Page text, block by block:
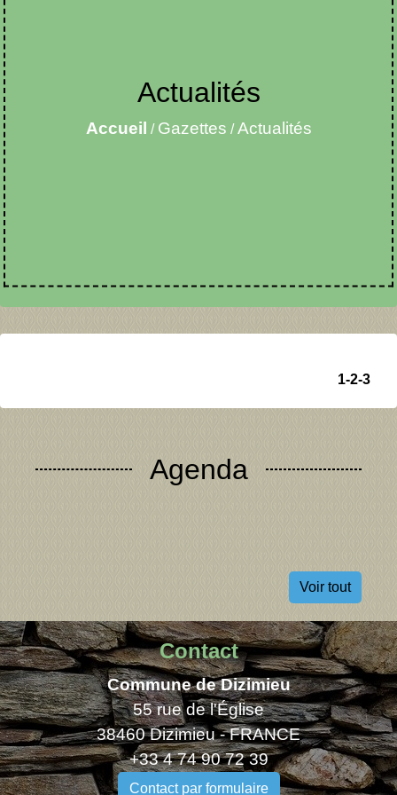
Actualités
Accueil / Gazettes /Actualités
1-2-3
Agenda
Voir tout
Contact
Commune de Dizimieu
55 rue de l'Église
38460 Dizimieu - FRANCE
+33 4 74 90 72 39
Contact par formulaire